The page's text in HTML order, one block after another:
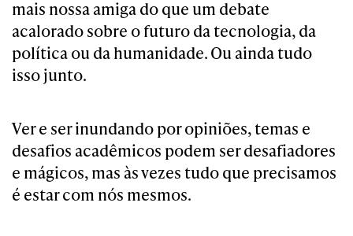
mais nossa amiga do que um debate
acalorado sobre o futuro da tecnologia, da
política ou da humanidade. Ou ainda tudo
isso junto.
Ver e ser inundando por opiniões, temas e
desafios acadêmicos podem ser desafiadores
e mágicos, mas às vezes tudo que precisamos
é estar com nós mesmos.